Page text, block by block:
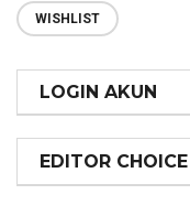
WISHLIST
LOGIN AKUN
EDITOR CHOICE